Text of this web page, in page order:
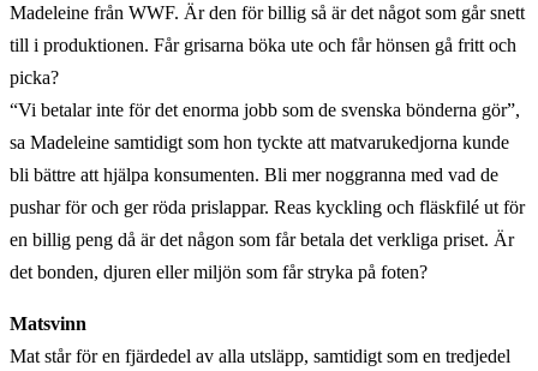
Madeleine från WWF. Är den för billig så är det något som går snett
till i produktionen. Får grisarna böka ute och får hönsen gå fritt och
picka?
“Vi betalar inte för det enorma jobb som de svenska bönderna gör”,
sa Madeleine samtidigt som hon tyckte att matvarukedjorna kunde
bli bättre att hjälpa konsumenten. Bli mer noggranna med vad de
pushar för och ger röda prislappar. Reas kyckling och fläskfilé ut för
en billig peng då är det någon som får betala det verkliga priset. Är
det bonden, djuren eller miljön som får stryka på foten?
Matsvinn
Mat står för en fjärdedel av alla utsläpp, samtidigt som en tredjedel